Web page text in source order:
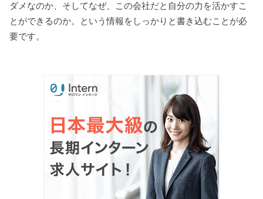
ダメなのか、そしてなぜ、この会社だと自分の力を活かすこ
とができるのか。という情報をしっかりと書き込むことが必
要です。